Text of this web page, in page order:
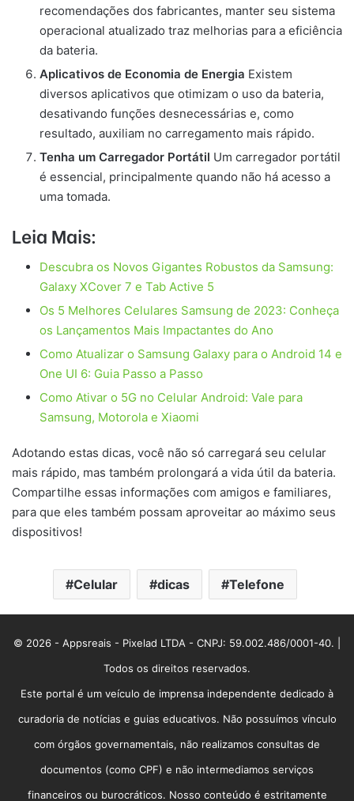
recomendações dos fabricantes, manter seu sistema
operacional atualizado traz melhorias para a eficiência
da bateria.
Aplicativos de Economia de Energia Existem
diversos aplicativos que otimizam o uso da bateria,
desativando funções desnecessárias e, como
resultado, auxiliam no carregamento mais rápido.
Tenha um Carregador Portátil Um carregador portátil
é essencial, principalmente quando não há acesso a
uma tomada.
Leia Mais:
Descubra os Novos Gigantes Robustos da Samsung:
Galaxy XCover 7 e Tab Active 5
Os 5 Melhores Celulares Samsung de 2023: Conheça
os Lançamentos Mais Impactantes do Ano
Como Atualizar o Samsung Galaxy para o Android 14 e
One UI 6: Guia Passo a Passo
Como Ativar o 5G no Celular Android: Vale para
Samsung, Motorola e Xiaomi
Adotando estas dicas, você não só carregará seu celular
mais rápido, mas também prolongará a vida útil da bateria.
Compartilhe essas informações com amigos e familiares,
para que eles também possam aproveitar ao máximo seus
dispositivos!
Celular dicas Telefone
© 2026 - Appsreais - Pixelad LTDA - CNPJ: 59.002.486/0001-40. |
Todos os direitos reservados.
Este portal é um veículo de imprensa independente dedicado à
curadoria de notícias e guias educativos. Não possuímos vínculo
com órgãos governamentais, não realizamos consultas de
documentos (como CPF) e não intermediamos serviços
financeiros ou burocráticos. Nosso conteúdo é estritamente